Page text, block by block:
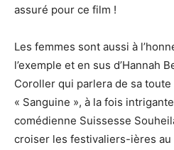
assuré pour ce film !
Les femmes sont aussi à
l’exemple et en sus d’Hannah
Coroller qui parlera de sa
« Sanguine », à la fois
comédienne Suissesse
croiser les festivaliers-ières au